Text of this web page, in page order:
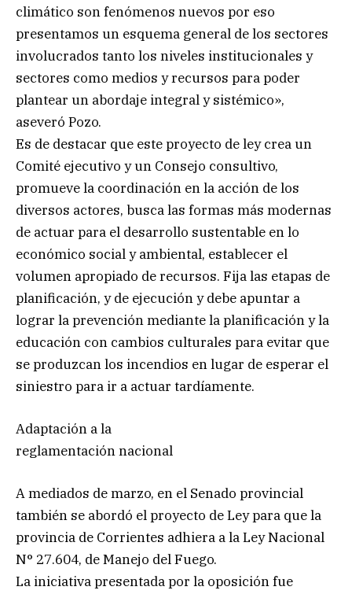
climático son fenómenos nuevos por eso
presentamos un esquema general de los sectores
involucrados tanto los niveles institucionales y
sectores como medios y recursos para poder
plantear un abordaje integral y sistémico»,
aseveró Pozo.
Es de destacar que este proyecto de ley crea un
Comité ejecutivo y un Consejo consultivo,
promueve la coordinación en la acción de los
diversos actores, busca las formas más modernas
de actuar para el desarrollo sustentable en lo
económico social y ambiental, establecer el
volumen apropiado de recursos. Fija las etapas de
planificación, y de ejecución y debe apuntar a
lograr la prevención mediante la planificación y la
educación con cambios culturales para evitar que
se produzcan los incendios en lugar de esperar el
siniestro para ir a actuar tardíamente.
Adaptación a la
reglamentación nacional
A mediados de marzo, en el Senado provincial
también se abordó el proyecto de Ley para que la
provincia de Corrientes adhiera a la Ley Nacional
N° 27.604, de Manejo del Fuego.
La iniciativa presentada por la oposición fue